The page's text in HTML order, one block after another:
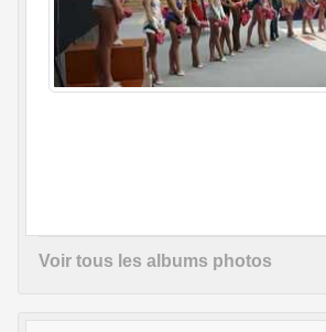
Voir tous les albums photos